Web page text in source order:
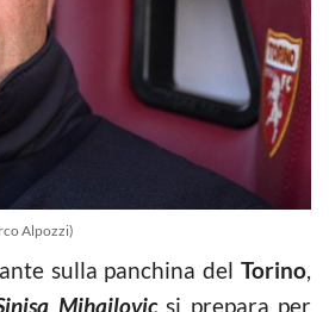
Alpozzi)
sulla panchina del Torino,
Mihajlovicsi prepara per